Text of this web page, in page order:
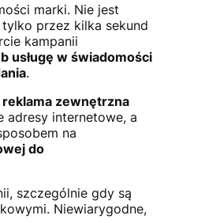
marki. Nie jest
przez kilka sekund
kampanii
usługę w świadomości
.
reklama zewnętrzna
adresy internetowe, a
na
do
szczególnie gdy są
Niewiarygodne,